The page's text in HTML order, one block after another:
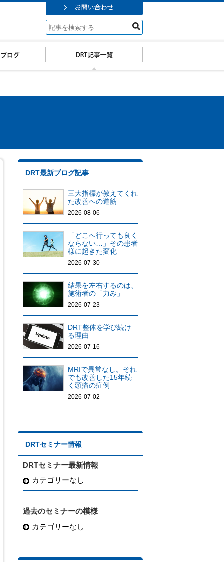
DRT最新ブログ記事
三大指標が教えてくれ
た改善への道筋
2026-08-06
「どこへ行っても良く
ならない…」その患者
様に起きた変化
2026-07-30
結果を左右するのは、
施術者の「力み」
2026-07-23
DRT整体を学び続け
る理由
2026-07-16
MRIで異常なし。それ
でも改善した15年続
く頭痛の症例
2026-07-02
DRTセミナー情報
DRTセミナー最新情報
カテゴリーなし
過去のセミナーの模様
カテゴリーなし